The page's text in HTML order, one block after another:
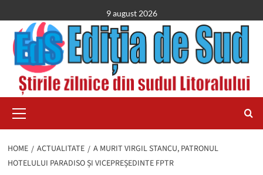
to
content
9 august 2026
Menu
HOME ACTUALITATE
A MURIT VIRGIL STANCU, PATRONUL
HOTELULUI PARADISO ȘI VICEPREȘEDINTE FPTR